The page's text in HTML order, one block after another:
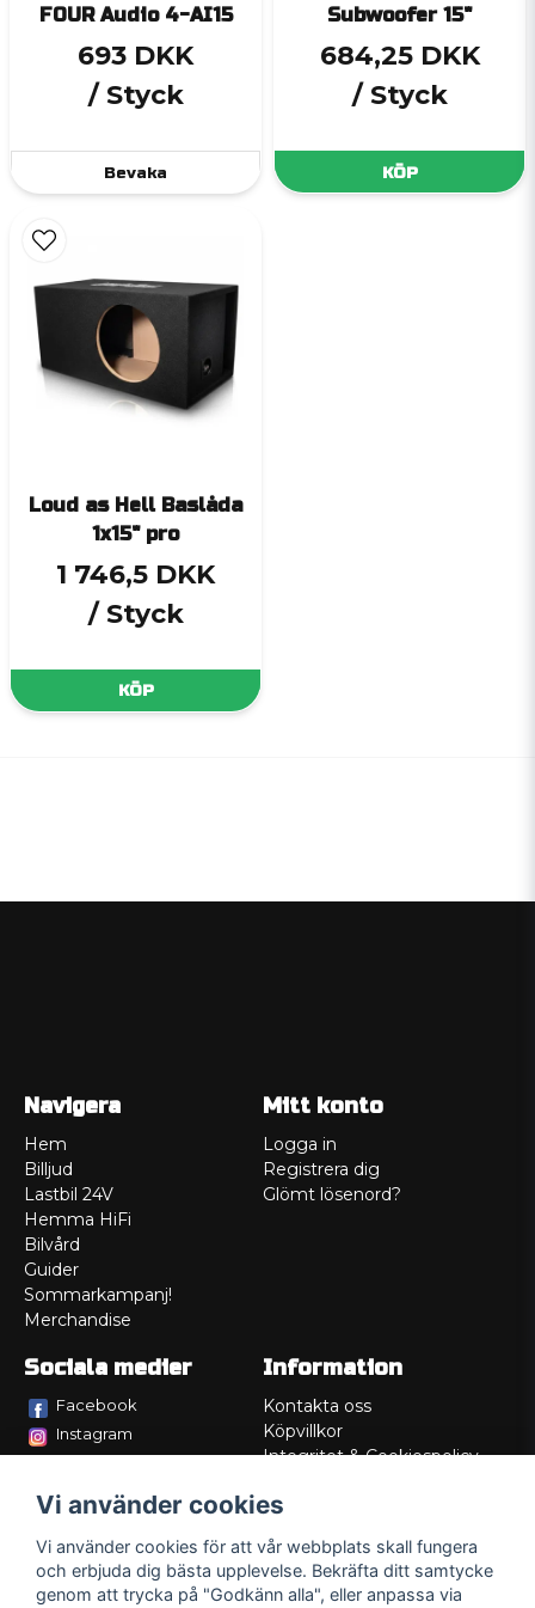
FOUR Audio 4-AI15
693 DKK
/ Styck
Bevaka
Subwoofer 15"
684,25 DKK
/ Styck
KÖP
Loud as Hell Baslåda
1x15" pro
1 746,5 DKK
/ Styck
KÖP
Navigera
Hem
Billjud
Lastbil 24V
Hemma HiFi
Bilvård
Guider
Sommarkampanj!
Merchandise
Mitt konto
Logga in
Registrera dig
Glömt lösenord?
Sociala medier
Facebook
Instagram
Information
Kontakta oss
Köpvillkor
Integritet & Cookiespolicy
Service/Garanti
Lådritning
Om oss
Vi använder cookies
Vi använder cookies för att vår webbplats skall fungera
och erbjuda dig bästa upplevelse. Bekräfta ditt samtycke
genom att trycka på "Godkänn alla", eller anpassa via